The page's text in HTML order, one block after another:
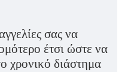
σας να
έτσι ώστε να
χρονικό διάστημα